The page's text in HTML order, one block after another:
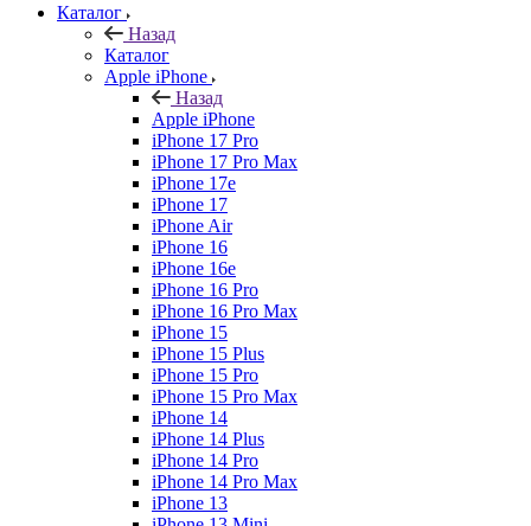
Каталог
Назад
Каталог
Apple iPhone
Назад
Apple iPhone
iPhone 17 Pro
iPhone 17 Pro Max
iPhone 17e
iPhone 17
iPhone Air
iPhone 16
iPhone 16e
iPhone 16 Pro
iPhone 16 Pro Max
iPhone 15
iPhone 15 Plus
iPhone 15 Pro
iPhone 15 Pro Max
iPhone 14
iPhone 14 Plus
iPhone 14 Pro
iPhone 14 Pro Max
iPhone 13